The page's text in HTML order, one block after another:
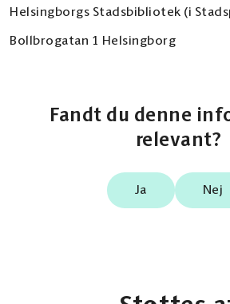
Helsingborgs Stadsbibliotek (i
Bollbrogatan 1 Helsingborg
Fandt du denne
relevant?
Ja Nej